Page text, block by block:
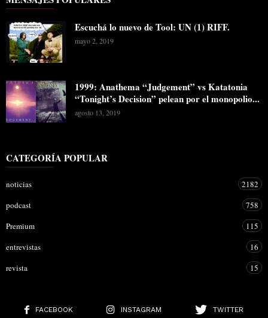
Escuchá lo nuevo de Tool: UN (1) RIFF.
mayo 2, 2019
1999: Anathema “Judgement” vs Katatonia
“Tonight’s Decision” pelean por el monopolio...
agosto 13, 2019
CATEGORÍA POPULAR
noticias
2182
podcast
758
Premium
115
entrevistas
16
revista
15
FACEBOOK INSTAGRAM
TWITTER